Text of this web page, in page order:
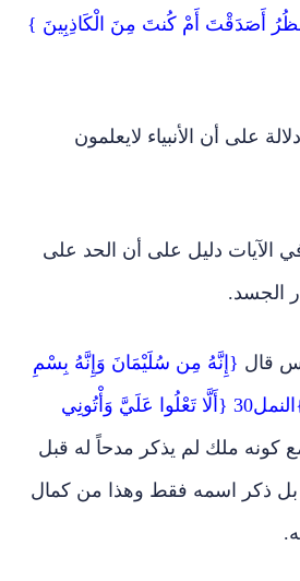
أَصَدَقْتَ أَمْ كُنتَ مِنَ الْكَاذِبِينَ }
على أن الأنبياء لايعلمون
الآيات دليل على أن الحد على
الجسد.
قال {إِنَّهُ مِن سُلَيْمَانَ وَإِنَّهُ بِسْمِ
اللَّهِ الرَّحْمَنِ الرَّحِيمِ }النمل30 {أَلَّا تَعْلُوا عَلَيَّ وَأْتُونِي
كونه ملك لم يذكر مدحاً له قبل
, بل ذكر اسمه فقط وهذا من كمال